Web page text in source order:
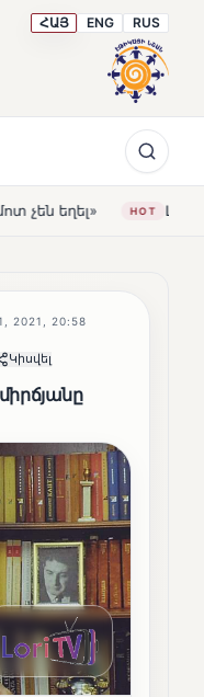
ՀԱՅ ENG RUS
HOT Լեռնահովիտի
2021, 20:58
Կիսվել